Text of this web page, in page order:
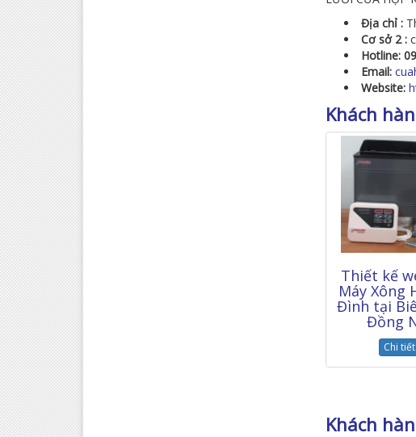
Địa chỉ :
Cơ sở 2 :
Hotline:
Email:
Website:
Khách
Thiết kế
Máy Xông
Đình tại
Đồng
Chi tiết
Khách